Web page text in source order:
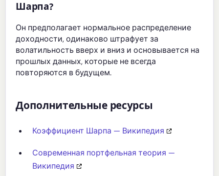
Шарпа?
Он предполагает нормальное распределение
доходности, одинаково штрафует за
волатильность вверх и вниз и основывается на
прошлых данных, которые не всегда
повторяются в будущем.
Дополнительные ресурсы
Коэффициент Шарпа — Википедия
Современная портфельная теория —
Википедия